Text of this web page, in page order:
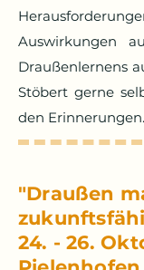
Auswirkungen
Draußenlernens
Stöbert gerne
den
"Draußen
24. - 26.